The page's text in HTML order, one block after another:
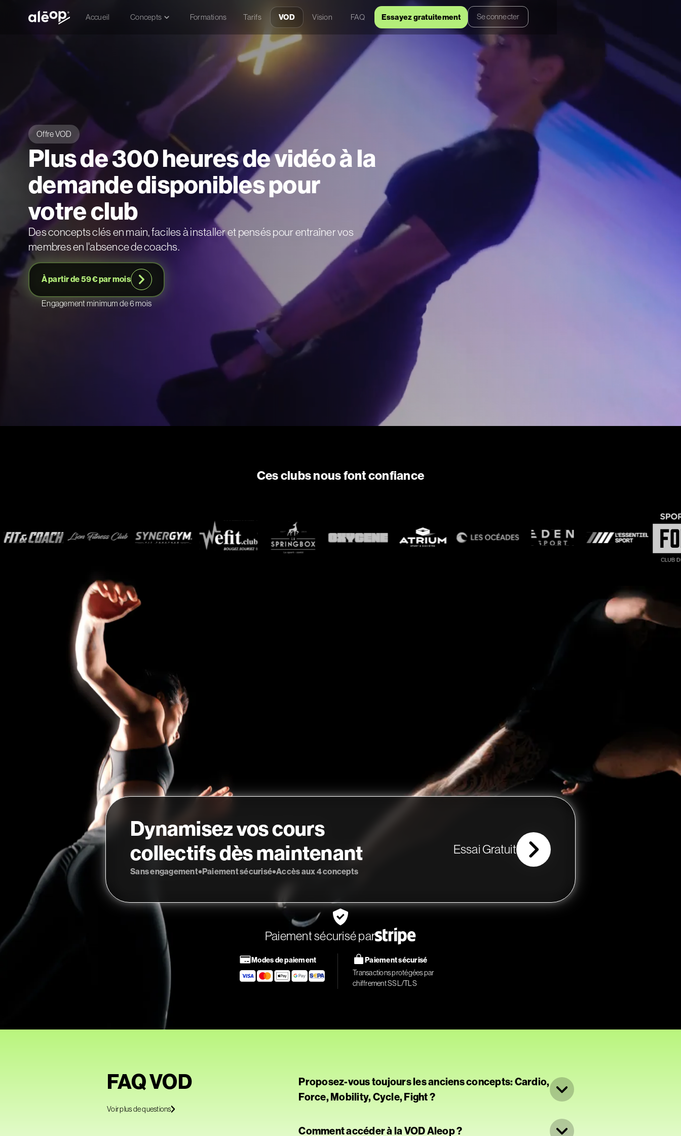
Accueil Concepts Formations Tarifs VOD Vision FAQ Essayez gratuitement Se connecter
Offre VOD
Plus de 300 heures de vidéo à la
demande disponibles pour
votre club
Des concepts clés en main, faciles à installer et pensés pour entraîner vos
membres en l'absence de coachs.
À partir de 59 € par mois
Engagement minimum de 6 mois
Ces clubs nous font confiance
Dynamisez vos cours
collectifs dès maintenant
Sans engagement Paiement sécurisé Accès aux 4 concepts
Essai Gratuit
Paiement sécurisé par
Modes de paiement Paiement sécurisé
Transactions protégées par
chiffrement SSL/TLS
FAQ VOD
Voir plus de questions
Proposez-vous toujours les anciens concepts: Cardio,
Force, Mobility, Cycle, Fight ?
Comment accéder à la VOD Aleop ?